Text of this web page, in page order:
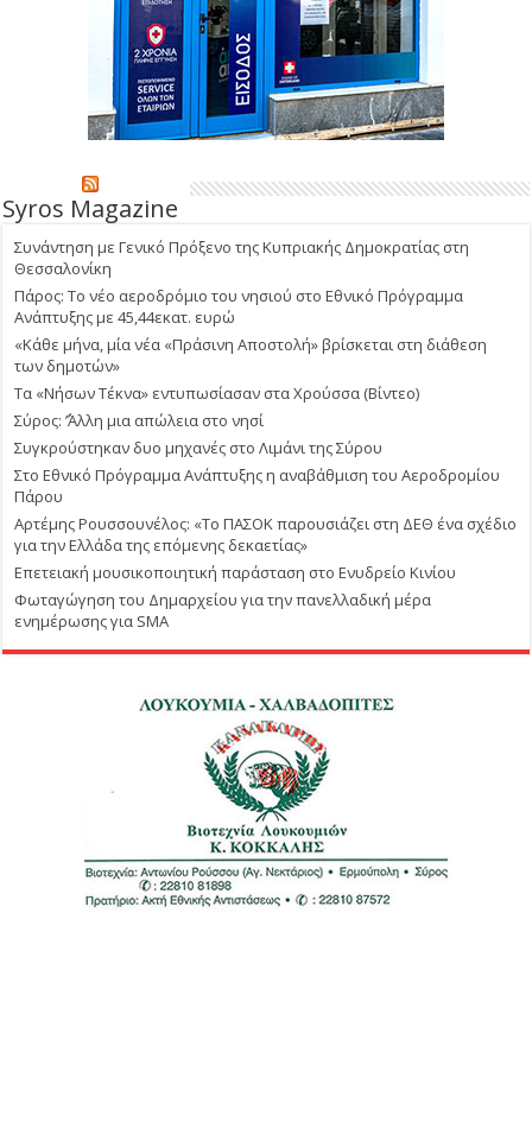
Syros Magazine
Συνάντηση με Γενικό Πρόξενο της Κυπριακής Δημοκρατίας στη
Θεσσαλονίκη
Πάρος: Το νέο αεροδρόμιο του νησιού στο Εθνικό Πρόγραμμα
Ανάπτυξης με 45,44εκατ. ευρώ
«Κάθε μήνα, μία νέα «Πράσινη Αποστολή» βρίσκεται στη διάθεση
των δημοτών»
Τα «Νήσων Τέκνα» εντυπωσίασαν στα Χρούσσα (Βίντεο)
Σύρος: ΄’Άλλη μια απώλεια στο νησί
Συγκρούστηκαν δυο μηχανές στο Λιμάνι της Σύρου
Στο Εθνικό Πρόγραμμα Ανάπτυξης η αναβάθμιση του Αεροδρομίου
Πάρου
Αρτέμης Ρουσσουνέλος: «Το ΠΑΣΟΚ παρουσιάζει στη ΔΕΘ ένα σχέδιο
για την Ελλάδα της επόμενης δεκαετίας»
Επετειακή μουσικοποιητική παράσταση στο Ενυδρείο Κινίου
Φωταγώγηση του Δημαρχείου για την πανελλαδική μέρα
ενημέρωσης για SMA